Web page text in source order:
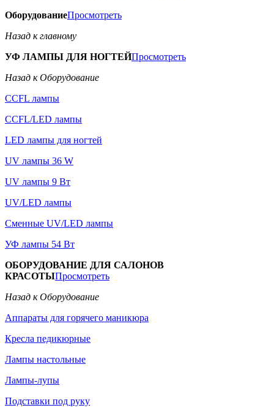
ОборудованиеПросмотреть
Назад к главному
УФ ЛАМПЫ ДЛЯ НОГТЕЙПросмотреть
Назад к Оборудование
CCFL лампы
CCFL/LED лампы
LED лампы для ногтей
UV лампы 36 W
UV лампы 9 Вт
UV/LED лампы
Сменные UV/LED лампы
УФ лампы 54 Вт
ОБОРУДОВАНИЕ ДЛЯ САЛОНОВ
КРАСОТЫПросмотреть
Назад к Оборудование
Аппараты для горячего маникюра
Кресла педикюрные
Лампы настольные
Лампы-лупы
Подставки под руку